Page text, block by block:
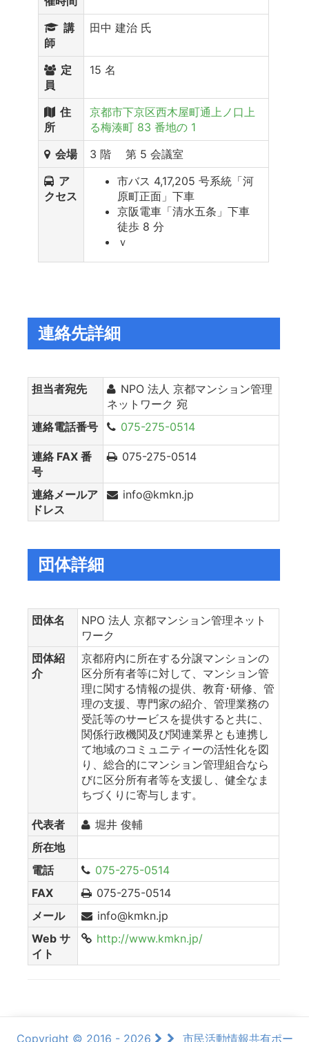
講
師
田中 建治 氏
定
員
15 名
住
所
京都市下京区西木屋町通上ノ口上
る梅湊町 83 番地の 1
会場
3 階 第 5 会議室
ア
クセス
市バス 4,17,205 号系統「河
原町正面」下車
京阪電車「清水五条」下車
徒歩 8 分
ｖ
連絡先詳細
担当者宛先
NPO 法人 京都マンション管理
ネットワーク 宛
連絡電話番号
075-275-0514
連絡 FAX 番
号
075-275-0514
連絡メールア
ドレス
info@kmkn.jp
団体詳細
団体名
NPO 法人 京都マンション管理ネット
ワーク
団体紹
介
京都府内に所在する分譲マンションの
区分所有者等に対して、マンション管
理に関する情報の提供、教育･研修、管
理の支援、専門家の紹介、管理業務の
受託等のサービスを提供すると共に、
関係行政機関及び関連業界とも連携し
て地域のコミュニティーの活性化を図
り、総合的にマンション管理組合なら
びに区分所有者等を支援し、健全なま
ちづくりに寄与します。
代表者
堀井 俊輔
所在地
電話
075-275-0514
FAX
075-275-0514
メール
info@kmkn.jp
Web サ
イト
http://www.kmkn.jp/
Copyright © 2016 - 2026 市民活動情報共有ポー